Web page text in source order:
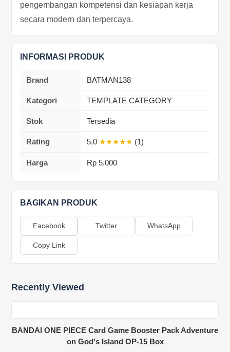
pengembangan kompetensi dan kesiapan kerja
secara modern dan terpercaya.
INFORMASI PRODUK
Brand BATMAN138
Kategori TEMPLATE CATEGORY
Stok Tersedia
Rating 5,0 ★★★★★ (1)
Harga Rp 5.000
BAGIKAN PRODUK
Facebook Twitter WhatsApp
Copy Link
Recently Viewed
BANDAI ONE PIECE Card Game Booster Pack Adventure
on God's Island OP-15 Box